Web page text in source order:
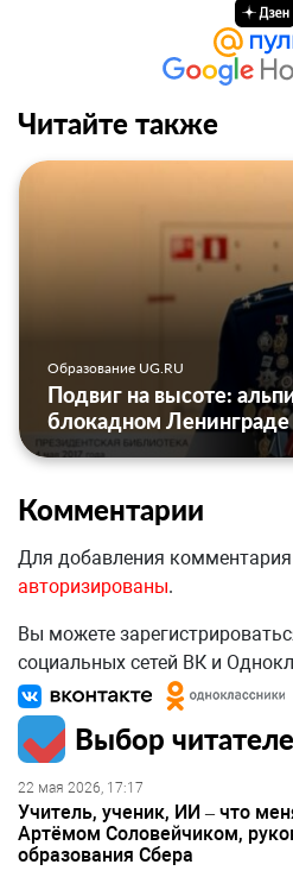
Читайте также
Образование UG.RU
Подвиг на высоте:
блокадном Ленинграде
Комментарии
Для добавления
авторизированы.
Вы можете
социальных сетей ВК и
Выбор
22 мая 2026, 17:17
Учитель, ученик, ИИ – что
Артёмом Соловейчиком,
образования Сбера